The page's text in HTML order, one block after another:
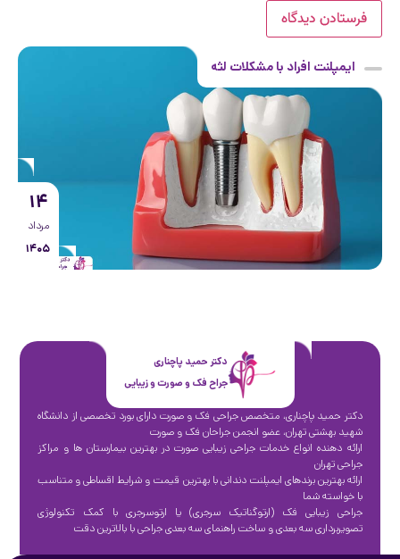
ایمپلنت افراد با مشکلات لثه
۱۴
مرداد
۱۴۰۵
دکتر حمید پاچناری
جراح فک و صورت و زیبایی
دکتر حمید پاچناری، متخصص جراحی فک و صورت دارای بورد تخصصی از دانشگاه
شهید بهشتی تهران، عضو انجمن جراحان فک و صورت
ارائه دهنده انواع خدمات جراحی زیبایی صورت در بهترین بیمارستان ها و مراکز
جراحی تهران
ارائه بهترین برندهای ایمپلنت دندانی با بهترین قیمت و شرایط اقساطی و متناسب
با خواسته شما
جراحی زیبایی فک (ارتوگناتیک سرجری) یا ارتوسرجری با کمک تکنولوژی
تصویربرداری سه بعدی و ساخت راهنمای سه بعدی جراحی با بالاترین دقت